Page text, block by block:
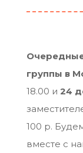
группы в
18.00 и 24
100 р.
вместе с